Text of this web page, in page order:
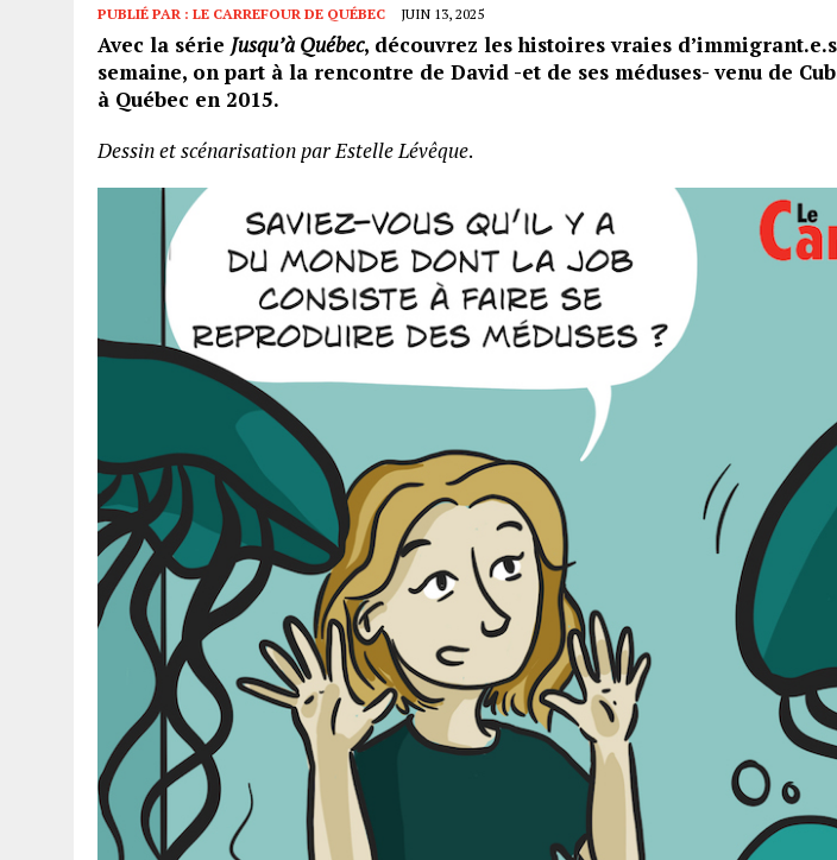
PUBLIÉ PAR : LE CARREFOUR DE QUÉBEC JUIN 13, 2025
Avec la série Jusqu’à Québec, découvrez les histoires vraies
semaine, on part à la rencontre de David -et de ses méduses- venu de
à Québec en 2015.
Dessin et scénarisation par Estelle Lévêque.